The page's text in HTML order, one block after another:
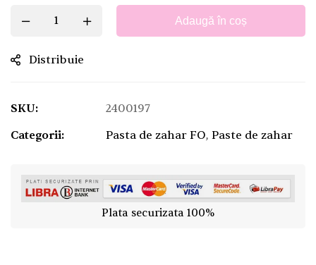
Adaugă în coș
Distribuie
SKU:
2400197
Categorii:
Pasta de zahar FO, Paste de zahar
Plata securizata 100%